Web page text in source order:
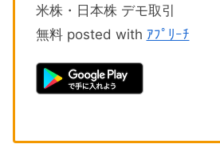
米株・日本株 デモ取引
無料 posted with ｱﾌﾟﾘｰﾁ